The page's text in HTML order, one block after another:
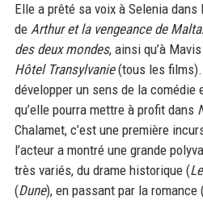
Elle a prêté sa voix à Selenia
de Arthur et la vengeance de
des deux mondes, ainsi qu’à
Hôtel Transylvanie(tous les films).
développer un sens de la comédie
qu’elle pourra mettre à profit dans
Chalamet, c’est une première
l’acteur a montré une grande
très variés, du drame historique (
(Dune), en passant par la romance